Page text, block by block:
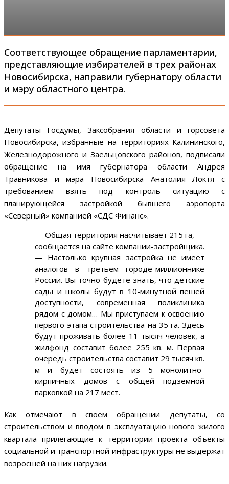
Соответствующее обращение парламентарии,
представляющие избирателей в трех районах
Новосибирска, направили губернатору области
и мэру областного центра.
Депутаты Госдумы, Заксобрания области и горсовета
Новосибирска, избранные на территориях Калининского,
Железнодорожного и Заельцовского районов, подписали
обращение на имя губернатора области Андрея
Травникова и мэра Новосибирска Анатолия Локтя с
требованием взять под контроль ситуацию с
планирующейся застройкой бывшего аэропорта
«Северный» компанией «СДС Финанс».
— Общая территория насчитывает 215 га, —
сообщается на сайте компании-застройщика.
— Настолько крупная застройка не имеет
аналогов в третьем городе-миллионнике
России. Вы точно будете знать, что детские
сады и школы будут в 10-минутной пешей
доступности, современная поликлиника
рядом с домом… Мы приступаем к освоению
первого этапа строительства на 35 га. Здесь
будут проживать более 11 тысяч человек, а
жилфонд составит более 255 кв. м. Первая
очередь строительства составит 29 тысяч кв.
м и будет состоять из 5 монолитно-
кирпичных домов с общей подземной
парковкой на 217 мест.
Как отмечают в своем обращении депутаты, со
строительством и вводом в эксплуатацию нового жилого
квартала прилегающие к территории проекта объекты
социальной и транспортной инфраструктуры не выдержат
возросшей на них нагрузки.